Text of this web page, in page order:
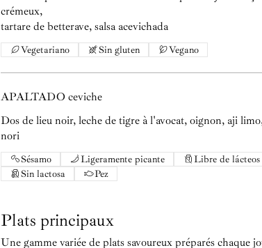
crémeux,
tartare de betterave, salsa acevichada
Vegetariano Sin gluten Vegano
APALTADO ceviche
Dos de lieu noir, leche de tigre à l'avocat, oignon, aji
nori
Sésamo Ligeramente picante Libre de lácteos
Sin lactosa
Pez
Plats principaux
Une gamme variée de plats savoureux préparés chaque